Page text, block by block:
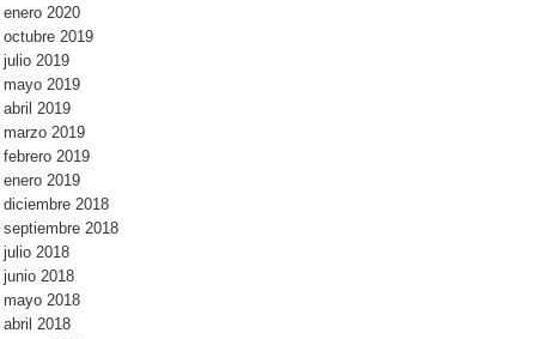
enero 2020
octubre 2019
julio 2019
mayo 2019
abril 2019
marzo 2019
febrero 2019
enero 2019
diciembre 2018
septiembre 2018
julio 2018
junio 2018
mayo 2018
abril 2018